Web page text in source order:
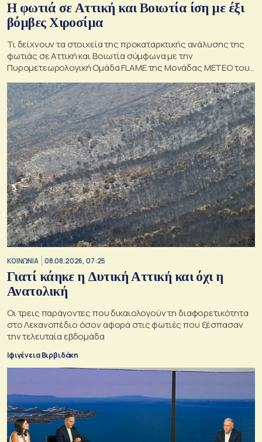
Η φωτιά σε Αττική και Βοιωτία ίση με έξι
βόμβες Χιροσίμα
Τι δείχνουν τα στοιχεία της προκαταρκτικής ανάλυσης της
φωτιάς σε Αττική και Βοιωτία σύμφωνα με την
Πυρομετεωρολογική Ομάδα FLAME της Μονάδας ΜΕΤΕΟ του
ΚΟΙΝΩΝΙΑ 08.08.2026, 07:25
Γιατί κάηκε η Δυτική Αττική και όχι η
Ανατολική
Oι τρεις παράγοντες που δικαιολογούν τη διαφορετικότητα
στο Λεκανοπέδιο όσον αφορά στις φωτιές που ξέσπασαν
την τελευταία εβδομάδα
Ιφιγένεια Βιρβιδάκη